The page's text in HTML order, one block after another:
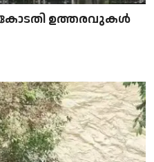
കോടതി ഉത്തരവുകൾ